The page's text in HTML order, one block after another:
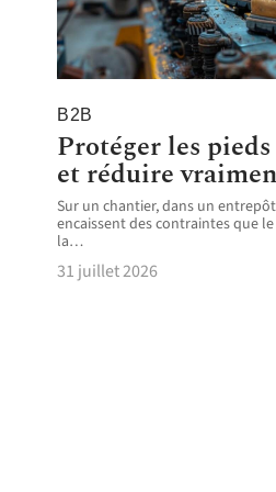
B2B
Protéger les
et réduire
Sur un chantier, dans un
encaissent des contraintes que
la…
31 juillet 2026